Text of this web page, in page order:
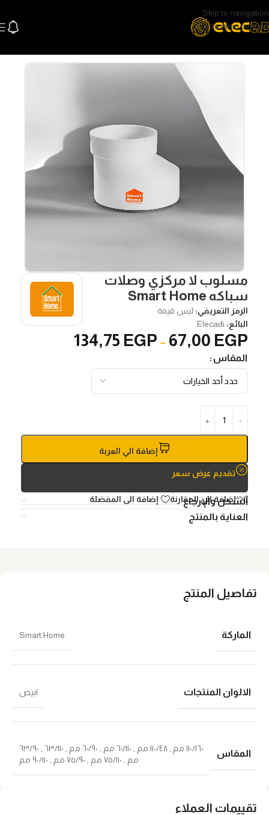
Skip to navigation
Skip to main content
مسلوب لا مركزي وصلات
سباكه Smart Home
الرمز التعريفي: ليس قيمة
البائع: Elecadi
67,00 EGP
–
134,75 EGP
المقاس
إضافة الي العربة
تقديم عرض سعر
إضافة الي المقارنة إضافة الى المفضلة
الشحن والإرجاع
العناية بالمنتج
تقييمات العملاء
تفاصيل المنتج
الماركة Smart Home
الالوان المنتجات ابيض
المقاس
١١٠/١٦٠ ﻣﻢ ١١٠/٤٨ مم ٦٠/١١٠ مم ٦٠/٩٠ مم ٦٣/١١٠
٦٣/٩٠
مم
٧٥/١١٠ مم ٧٥/٩٠ مم ٩٠/١١٠ ﻣﻢ